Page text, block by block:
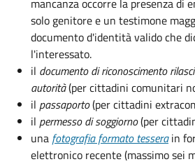
solo genitore e un testimone
documento d'identità valido che
l'interessato.
il documento di riconoscimento
autorità(per cittadini comunitari
il passaporto(per cittadini
il permesso di soggiorno(per
una fotografia formato tessera in
elettronico recente (massimo sei